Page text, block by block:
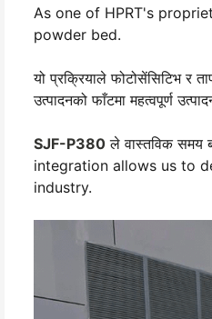
As one of HPRT's
powder bed.
यो प्रक्रियाले फोटोसेंसिटिभ र
उत्पादनको फाँटमा महत्वपूर्ण
SJF-P380 ले वास्तविक समय
integration allows us to
industry.